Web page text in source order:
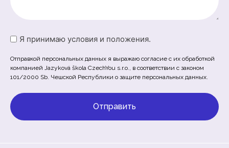
Untitled
Я принимаю условия и положения.
Отправкой персональных данных я выражаю согласие с их обработкой
компанией Jazyková škola CzechYou s.r.o., в соответствии с законом
101/2000 Sb. Чешской Республики о защите персональных данных.